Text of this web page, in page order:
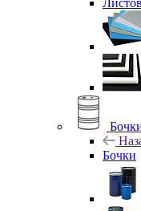
Бочки